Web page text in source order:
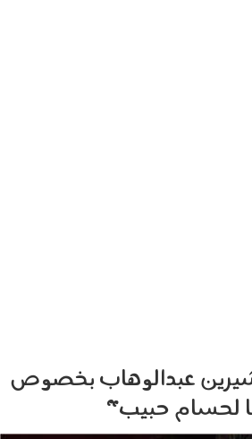
عبدالوهاب بخصوص
لحسام حبيب"